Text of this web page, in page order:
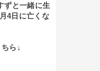
ずと一緒に生
4日に亡くな
ら↓